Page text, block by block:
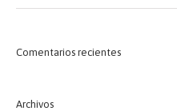
Comentarios recientes
Archivos